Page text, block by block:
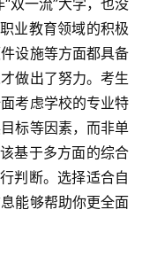
业教育领域的积极
设施等方面都具备
做出了努力。考生
考虑学校的专业特
标等因素，而非单
基于多方面的综合
判断。选择适合自
能够帮助你更全面